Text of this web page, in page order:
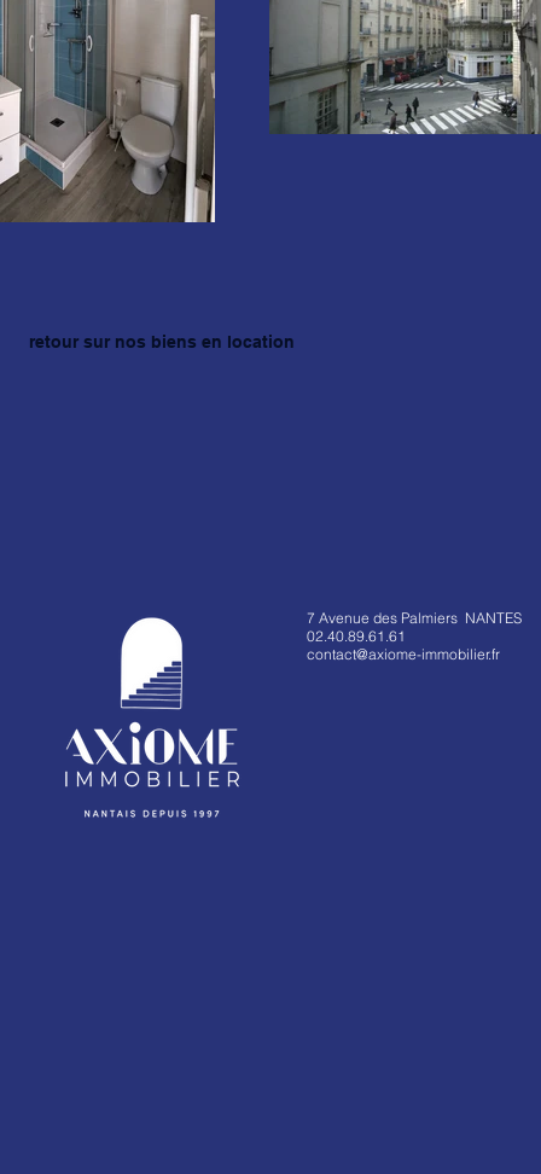
retour sur nos biens en location
7 Avenue des Palmiers NANTES
02.40.89.61.61
contact@axiome-immobilier.fr